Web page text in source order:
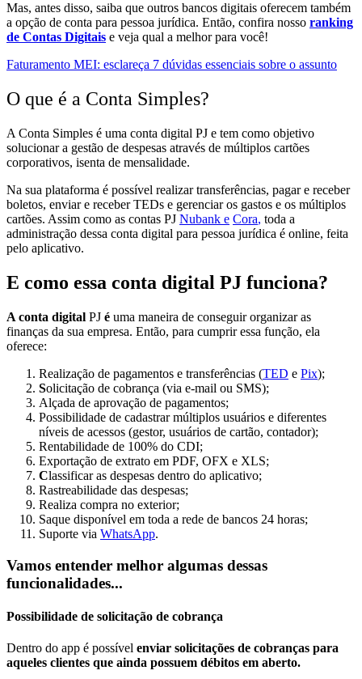
Mas, antes disso, saiba que outros bancos digitais oferecem também
a opção de conta para pessoa jurídica. Então, confira nosso ranking
de Contas Digitais e veja qual a melhor para você!
Faturamento MEI: esclareça 7 dúvidas essenciais sobre o assunto
O que é a Conta Simples?
A Conta Simples é uma conta digital PJ e tem como objetivo
solucionar a gestão de despesas através de múltiplos cartões
corporativos, isenta de mensalidade.
Na sua plataforma é possível realizar transferências, pagar e receber
boletos, enviar e receber TEDs e gerenciar os gastos e os múltiplos
cartões. Assim como as contas PJ Nubank e Cora, toda a
administração dessa conta digital para pessoa jurídica é online, feita
pelo aplicativo.
E como essa conta digital PJ funciona?
A conta digital PJ é uma maneira de conseguir organizar as
finanças da sua empresa. Então, para cumprir essa função, ela
oferece:
Realização de pagamentos e transferências (TED e Pix);
Solicitação de cobrança (via e-mail ou SMS);
Alçada de aprovação de pagamentos;
Possibilidade de cadastrar múltiplos usuários e diferentes
níveis de acessos (gestor, usuários de cartão, contador);
Rentabilidade de 100% do CDI;
Exportação de extrato em PDF, OFX e XLS;
Classificar as despesas dentro do aplicativo;
Rastreabilidade das despesas;
Realiza compra no exterior;
Saque disponível em toda a rede de bancos 24 horas;
Suporte via WhatsApp.
Vamos entender melhor algumas dessas
funcionalidades...
Possibilidade de solicitação de cobrança
Dentro do app é possível enviar solicitações de cobranças para
aqueles clientes que ainda possuem débitos em aberto.